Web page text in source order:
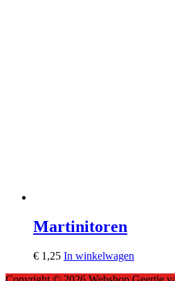
Martinitoren
€ 1,25 In winkelwagen